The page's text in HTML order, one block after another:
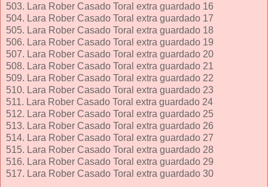
503. Lara Rober Casado Toral extra guardado 16
504. Lara Rober Casado Toral extra guardado 17
505. Lara Rober Casado Toral extra guardado 18
506. Lara Rober Casado Toral extra guardado 19
507. Lara Rober Casado Toral extra guardado 20
508. Lara Rober Casado Toral extra guardado 21
509. Lara Rober Casado Toral extra guardado 22
510. Lara Rober Casado Toral extra guardado 23
511. Lara Rober Casado Toral extra guardado 24
512. Lara Rober Casado Toral extra guardado 25
513. Lara Rober Casado Toral extra guardado 26
514. Lara Rober Casado Toral extra guardado 27
515. Lara Rober Casado Toral extra guardado 28
516. Lara Rober Casado Toral extra guardado 29
517. Lara Rober Casado Toral extra guardado 30